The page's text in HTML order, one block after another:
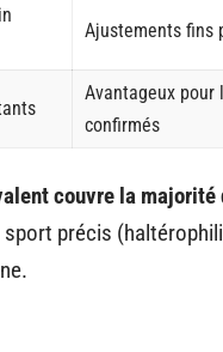
Ajustements fins
Avantageux pour
confirmés
couvre la majorité
précis